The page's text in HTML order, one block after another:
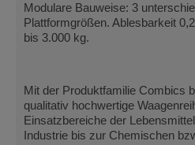
Modulare Bauweise: 3
Plattformgrößen. Ablesbarkeit
bis 3.000 kg.
Mit der Produktfamilie Combics
qualitativ hochwertige
Einsatzbereiche der
Industrie bis zur Chemischen